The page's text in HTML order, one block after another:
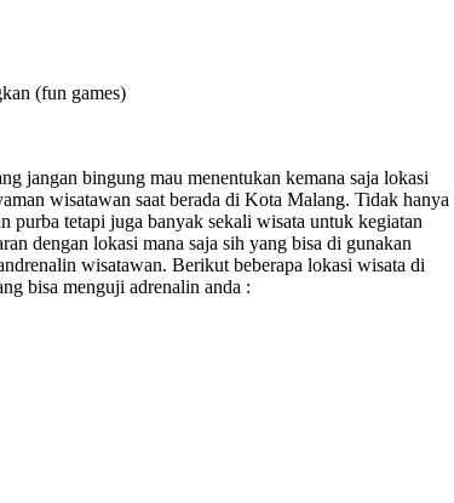
(fun games)
jangan bingung mau menentukan kemana saja lokasi
wisatawan saat berada di Kota Malang. Tidak hanya
purba tetapi juga banyak sekali wisata untuk kegiatan
dengan lokasi mana saja sih yang bisa di gunakan
wisatawan. Berikut beberapa lokasi wisata di
bisa menguji adrenalin anda :